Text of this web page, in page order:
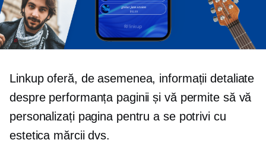
Linkup oferă, de asemenea, informații detaliate
despre performanța paginii și vă permite să vă
personalizați pagina pentru a se potrivi cu
estetica mărcii dvs.